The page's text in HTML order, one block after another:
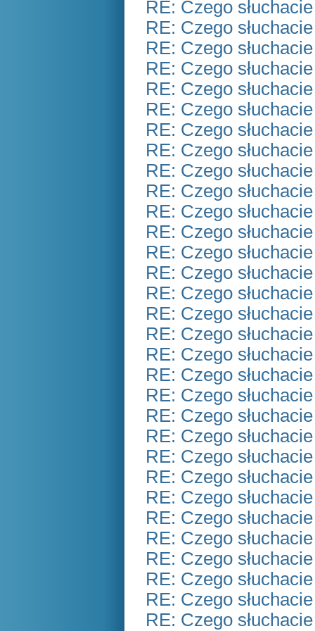
RE: Czego
RE: Czego
RE: Czego
RE: Czego
RE: Czego
RE: Czego
RE: Czego
RE: Czego
RE: Czego
RE: Czego
RE: Czego
RE: Czego
RE: Czego
RE: Czego
RE: Czego
RE: Czego
RE: Czego
RE: Czego
RE: Czego
RE: Czego
RE: Czego
RE: Czego
RE: Czego
RE: Czego
RE: Czego
RE: Czego
RE: Czego
RE: Czego
RE: Czego
RE: Czego
RE: Czego